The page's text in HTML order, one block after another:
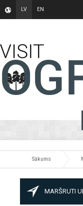
LV EN
Sākums
MARŠRUTI